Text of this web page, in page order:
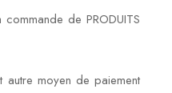
de PRODUITS
moyen de paiement